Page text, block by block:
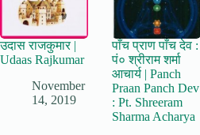
उदास राजकुमार |
Udaas Rajkumar
November
14, 2019
पाँच प्राण पाँच देव :
पं० श्रीराम शर्मा
आचार्य | Panch
Praan Panch Dev
: Pt. Shreeram
Sharma Acharya